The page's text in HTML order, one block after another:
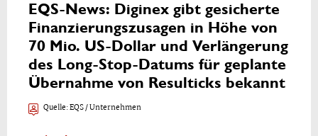
EQS-News: Diginex gibt gesicherte
Finanzierungszusagen in Höhe von
70 Mio. US-Dollar und Verlängerung
des Long-Stop-Datums für geplante
Übernahme von Resulticks bekannt
Quelle:EQS / Unternehmen